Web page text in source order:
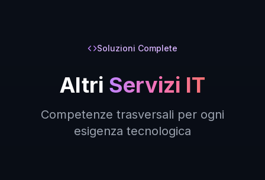
Soluzioni Complete
Altri Servizi IT
Competenze trasversali per ogni
esigenza tecnologica